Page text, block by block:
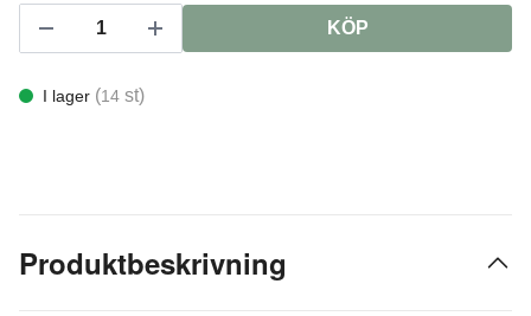
KÖP
I lager (14 st)
Produktbeskrivning